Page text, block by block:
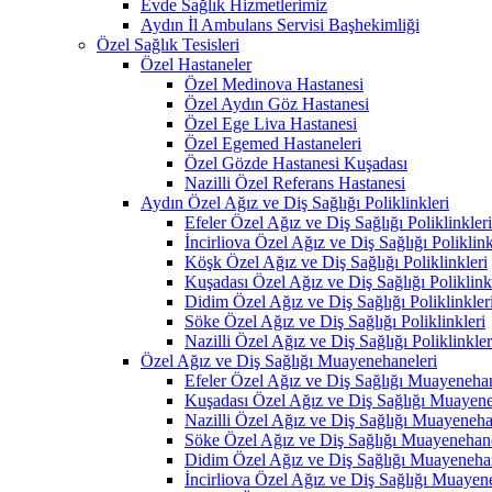
Evde Sağlık Hizmetlerimiz
Aydın İl Ambulans Servisi Başhekimliği
Özel Sağlık Tesisleri
Özel Hastaneler
Özel Medinova Hastanesi
Özel Aydın Göz Hastanesi
Özel Ege Liva Hastanesi
Özel Egemed Hastaneleri
Özel Gözde Hastanesi Kuşadası
Nazilli Özel Referans Hastanesi
Aydın Özel Ağız ve Diş Sağlığı Poliklinkleri
Efeler Özel Ağız ve Diş Sağlığı Poliklinkleri
İncirliova Özel Ağız ve Diş Sağlığı
Köşk Özel Ağız ve Diş Sağlığı Poliklinkleri
Kuşadası Özel Ağız ve Diş Sağlığı
Didim Özel Ağız ve Diş Sağlığı Poliklinkleri
Söke Özel Ağız ve Diş Sağlığı Poliklinkleri
Nazilli Özel Ağız ve Diş Sağlığı
Özel Ağız ve Diş Sağlığı Muayenehaneleri
Efeler Özel Ağız ve Diş Sağlığı
Kuşadası Özel Ağız ve Diş Sağlığı
Nazilli Özel Ağız ve Diş Sağlığı
Söke Özel Ağız ve Diş Sağlığı
Didim Özel Ağız ve Diş Sağlığı
İncirliova Özel Ağız ve Diş Sağlığı